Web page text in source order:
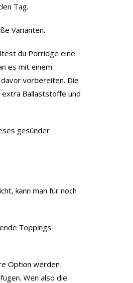
Tag.
Varianten.
du Porridge eine
es mit einem
vorbereiten. Die
extra Ballaststoffe und
gesünder
kann man für noch
Toppings
Option werden
Wen also die